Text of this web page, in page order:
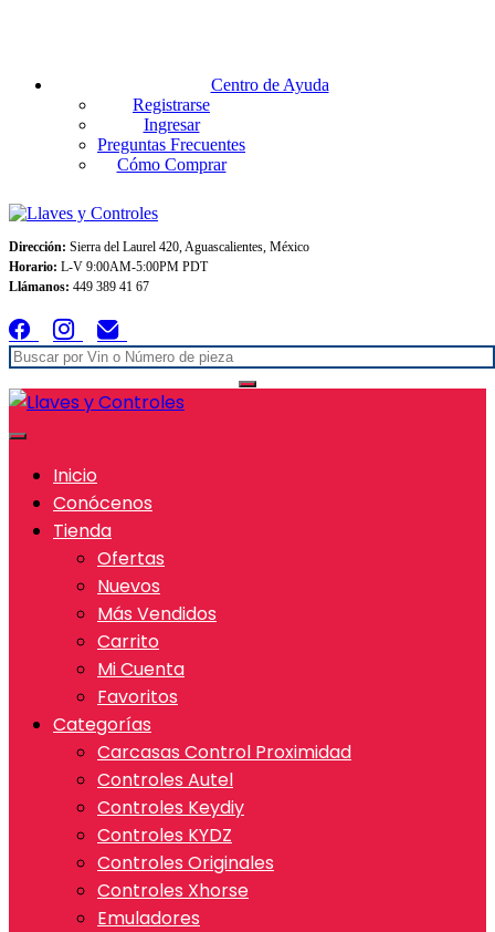
Centro de Ayuda
Registrarse
Ingresar
Preguntas Frecuentes
Cómo Comprar
Dirección: Sierra del Laurel 420, Aguascalientes, México
Horario: L-V 9:00AM-5:00PM PDT
Llámanos: 449 389 41 67
Inicio
Conócenos
Tienda
Ofertas
Nuevos
Más Vendidos
Carrito
Mi Cuenta
Favoritos
Categorías
Carcasas Control Proximidad
Controles Autel
Controles Keydiy
Controles KYDZ
Controles Originales
Controles Xhorse
Emuladores